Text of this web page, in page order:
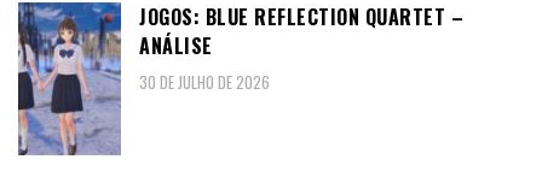
JOGOS: BLUE REFLECTION QUARTET –
ANÁLISE
30 DE JULHO DE 2026